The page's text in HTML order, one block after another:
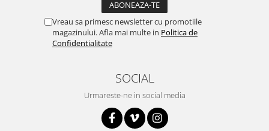
Roti si Senile
Suruburi, Piulite, Conectare
Vreau sa primesc newsletter cu promotiile
magazinului. Afla mai multe in Politica de
Confidentialitate
SOCIAL
Urmareste-ne in social media